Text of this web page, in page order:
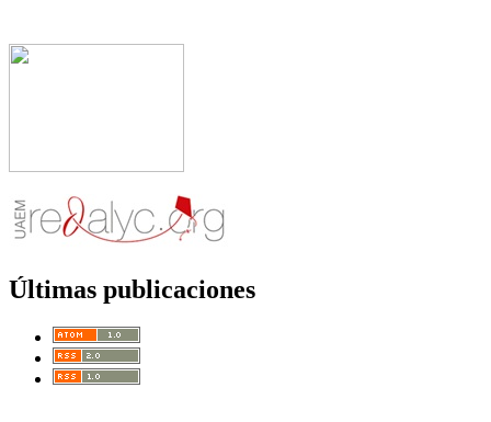
Últimas publicaciones